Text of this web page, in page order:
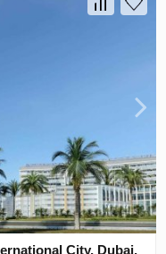
City, Dubai,